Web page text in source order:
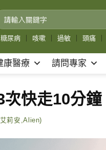
糖尿病 咳嗽 過敏 頭痛
康醫療 請問專家
快走10分鐘
莉安,Alien)